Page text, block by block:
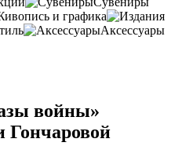
и графика
Аксессуары
войны»
Гончаровой